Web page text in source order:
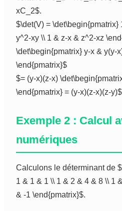
xC_2$.
$\det(V) = \det\begin{pmatrix}
y^2-xy \\ 1 & z-x & z^2-xz
\det\begin{pmatrix} y-x & y(y-
\end{pmatrix}$
$= (y-x)(z-x)
\end{pmatrix} = (y-x)(z-x)(z-
Exemple 2 : Calcul
numériques
Calculons le déterminant de
1 & 1 & 1 \\ 1 & 2 & 4 & 8 \\ 1
& -1 \end{pmatrix}$.